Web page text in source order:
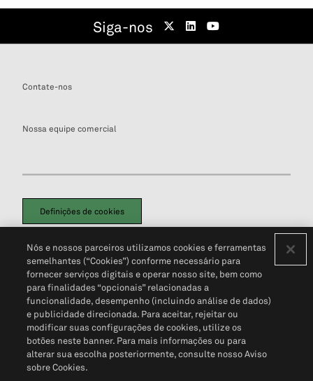
Siga-nos
Contate-nos
Nossa equipe comercial
Definições de cookies
Política de PrivacidadePortal de privacidade do cliente (em inglês)
Não Venda Minhas Informações Pessoais© 2026 S&P Global
Nós e nossos parceiros utilizamos cookies e ferramentas
semelhantes (“Cookies”) conforme necessário para
fornecer serviços digitais e operar nosso site, bem como
para finalidades “opcionais” relacionadas a
funcionalidade, desempenho (incluindo análise de dados)
e publicidade direcionada. Para aceitar, rejeitar ou
modificar suas configurações de cookies, utilize os
botões neste banner. Para mais informações ou para
alterar sua escolha posteriormente, consulte nosso Aviso
sobre Cookies.